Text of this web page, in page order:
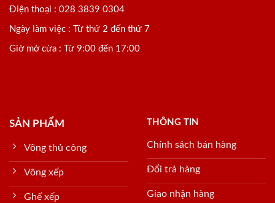
Điện thoại : 028 3839 0304
Ngày làm việc : Từ thứ 2 đến thứ 7
Giờ mở cửa : Từ 9:00 đến 17:00
SẢN PHẨM
Võng thủ công
Võng xếp
Ghế xếp
THÔNG TIN
Chính sách bán hàng
Đổi trả hàng
Giao nhận hàng